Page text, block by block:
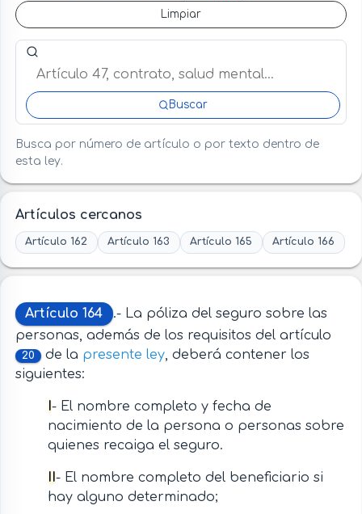
Limpiar
Buscar artículo o término en esta ley
Buscar
Busca por número de artículo o por texto dentro de
esta ley.
Artículos cercanos
Artículo 162 Artículo 163 Artículo 165 Artículo 166
Artículo 164
.- La póliza del seguro sobre las
personas, además de los requisitos del artículo
20 de la presente ley, deberá contener los
siguientes:
I- El nombre completo y fecha de
nacimiento de la persona o personas sobre
quienes recaiga el seguro.
II- El nombre completo del beneficiario si
hay alguno determinado;